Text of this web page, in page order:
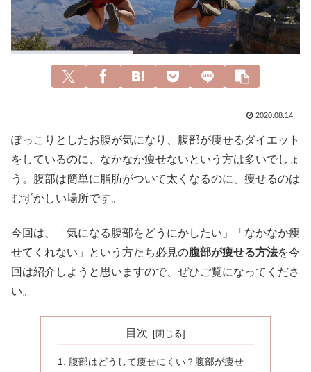
2020.08.14
ぽっこりとしたお腹が気になり、腹部が痩せるダイエット
をしているのに、なかなか痩せないという方は多いでしょ
う。腹部は簡単に脂肪がついて太くなるのに、痩せるのは
むずかしい場所です。
今回は、「気になる腹部をどうにかしたい」「なかなか痩
せてくれない」という方たち必見の腹部が痩せる方法を今
回は紹介しようと思いますので、ぜひご覧になってくださ
い。
目次
腹部はどうして痩せにくい？腹部が痩せ